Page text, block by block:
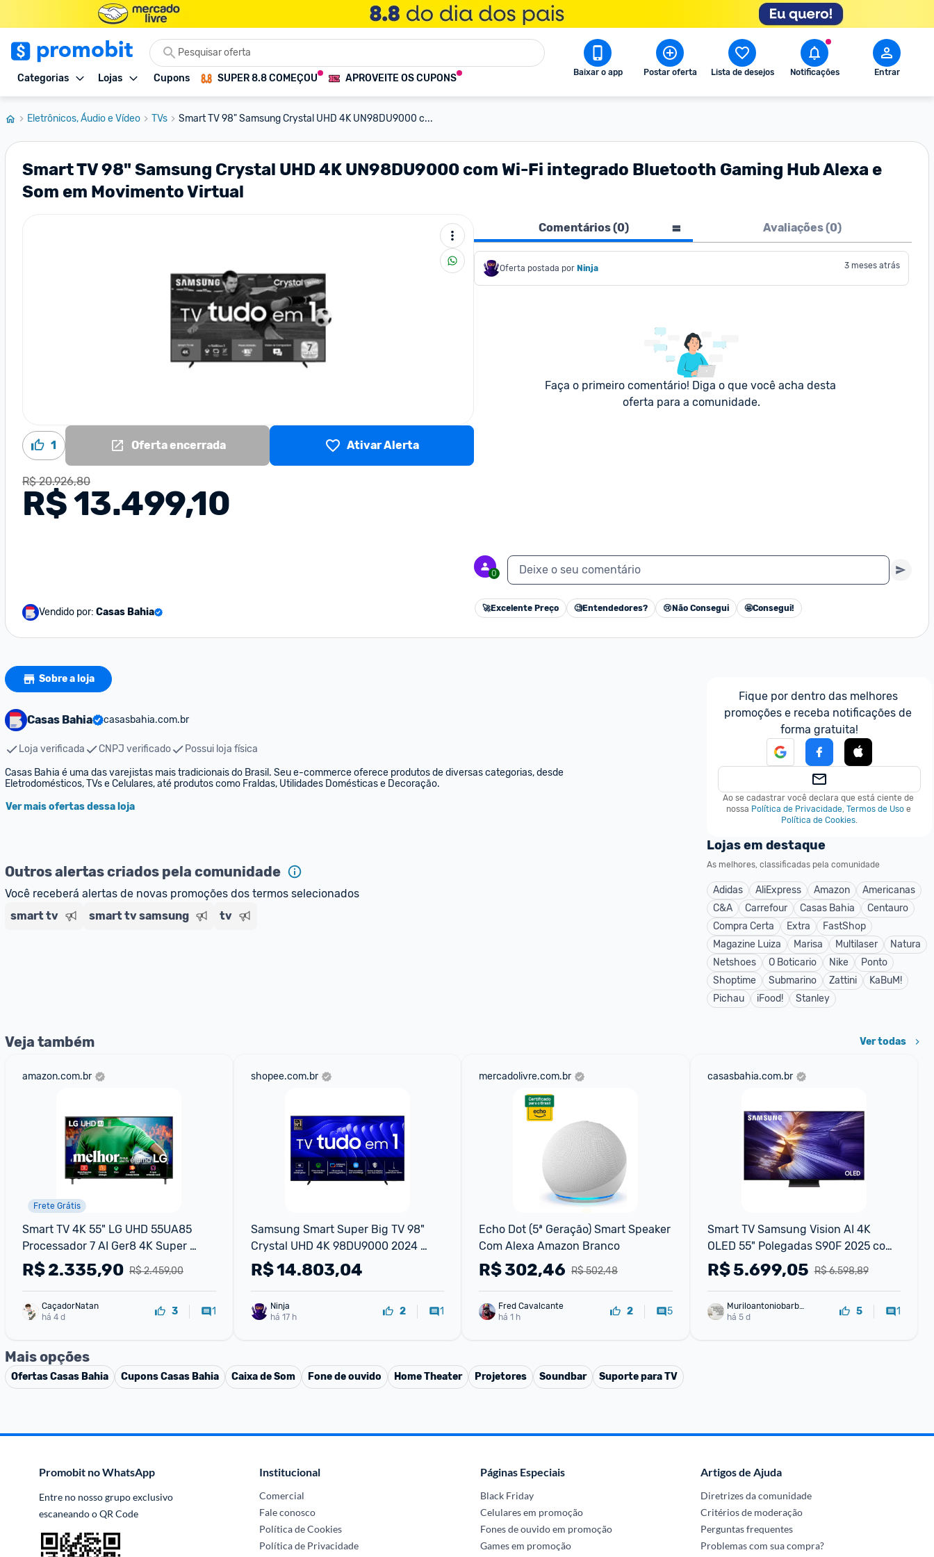
Categorias Lojas Cupons SUPER 8.8 COMEÇOU APROVEITE OS CUPONS Baixar o app Postar oferta Lista de desejos Notificações Entrar
Eletrônicos, Áudio e Vídeo TVs Smart TV 98" Samsung Crystal UHD 4K UN98DU9000 c...
Smart TV 98" Samsung Crystal UHD 4K UN98DU9000 com Wi-Fi integrado Bluetooth Gaming Hub Alexa e
Som em Movimento Virtual
1 Oferta encerrada Ativar Alerta
R$ 20.926,80
R$ 13.499,10
Vendido por: Casas Bahia
Comentários (0) Avaliações (0)
Oferta postada por Ninja 3 meses atrás
Faça o primeiro comentário! Diga o que você acha desta
oferta para a comunidade.
0 Deixe o seu comentário
🚀Excelente Preço 🧐Entendedores? 😢 Não Consegui 🤩Consegui!
Sobre a loja
Casas Bahia casasbahia.com.br
Loja verificada CNPJ verificado
Possui loja física
Casas Bahia é uma das varejistas mais tradicionais do Brasil. Seu e-commerce oferece produtos de diversas categorias, desde
Eletrodomésticos, TVs e Celulares, até produtos como Fraldas, Utilidades Domésticas e Decoração.
Ver mais ofertas dessa loja
Outros alertas criados pela comunidade
Você receberá alertas de novas promoções dos termos selecionados
smart tv
smart tv samsung tv
Fique por dentro das melhores
promoções e receba notificações de
forma gratuita!
Ao se cadastrar você declara que está ciente de
nossa Política de Privacidade, Termos de Uso e
Política de Cookies.
Lojas em destaque
As melhores, classificadas pela comunidade
Adidas AliExpress Amazon
Americanas
C&A
Carrefour Casas Bahia
Centauro
Compra Certa
Extra
FastShop
Magazine Luiza
Marisa Multilaser
Natura
Netshoes
O Boticario Nike
Ponto
Shoptime
Submarino Zattini
KaBuM!
Pichau
iFood! Stanley
Veja também Ver todas
amazon.com.br
Frete Grátis
Smart TV 4K 55" LG UHD 55UA85
Processador 7 AI Ger8 4K Super
Upscaling Google Cast Alexa
Integrado Controle AI Smart M
R$ 2.459,00
R$2.335,90
CaçadorNatan
há 4 d
3 1
shopee.com.br
Samsung Smart Super Big TV 98"
Crystal UHD 4K 98DU9000 2024
Processador Crystal 4K Painel até
120Hz Alexa built in
R$14.803,04
há 17 h
2 1
mercadolivre.com.br
Echo Dot (5ª Geração) Smart Speaker
Com Alexa Amazon Branco
R$ 502,48
R$302,46
Fred Cavalcante
há 1 h
2 5
casasbahia.com.br
Smart TV Samsung Vision AI 4K
OLED 55" Polegadas S90F 2025 com
Alexa Integrada - Bivolt
R$ 6.598,89
R$5.699,05
Muriloantoniobarbo
sa
há 5 d 5 1
Mais opções
OfertasCasas Bahia CuponsCasas Bahia Caixa de Som Fone de ouvido Home Theater Projetores Soundbar Suporte para TV
Promobit no WhatsApp
Entre no nosso grupo exclusivo
escaneando o QR Code
Institucional
Comercial
Fale conosco
Política de Cookies
Política de Privacidade
Páginas Especiais
Black Friday
Celulares em promoção
Fones de ouvido em promoção
Games em promoção
Artigos de Ajuda
Diretrizes da comunidade
Critérios de moderação
Perguntas frequentes
Problemas com sua compra?